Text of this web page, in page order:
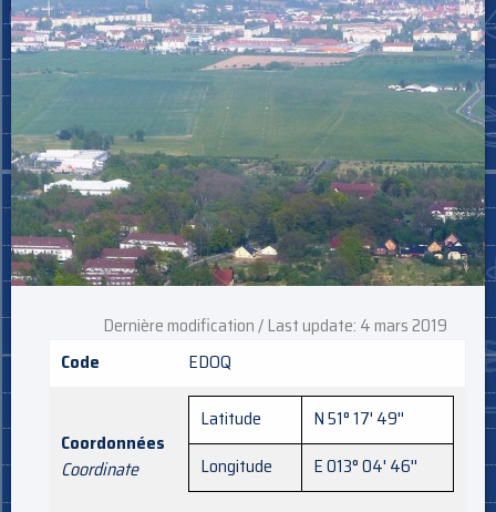
Dernière modification / Last update: 4 mars 2019
Code
EDOQ
Coordonnées
Coordinate
Latitude
N 51° 17' 49''
Longitude
E 013° 04' 46''